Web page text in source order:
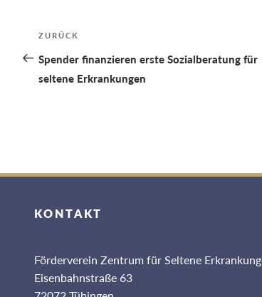
Beitragsnavigation
Vorheriger
Beitrag
ZURÜCK
Spender finanzieren erste Sozialberatung für
seltene Erkrankungen
KONTAKT
Förderverein Zentrum für Seltene
Eisenbahnstraße 63